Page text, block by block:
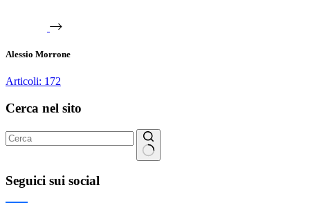
Alessio Morrone
Articoli: 172
Cerca nel sito
risultato
Seguici sui social